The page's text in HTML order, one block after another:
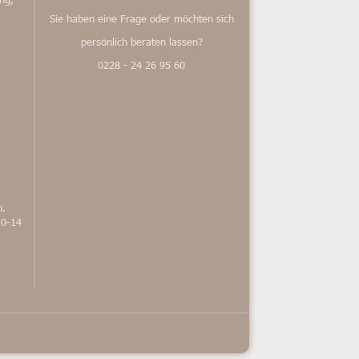
14
Sie haben eine Frage oder möchten sich
persönlich beraten lassen?
0228 - 24 26 95 60